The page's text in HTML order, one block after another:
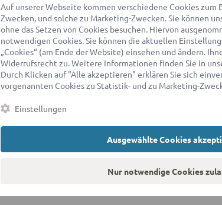
⭐️ ⭐️ ⭐️ ⭐️ ⭐️
Cem G.
21-30 Jahre | Private Anfrage | 04/2023
21-30 Jahre | Private Anfrage | 01/2024
Auf unserer Webseite kommen verschiedene Cookies zum
Zwecken, und solche zu Marketing-Zwecken. Sie können
ohne das Setzen von Cookies besuchen. Hiervon
notwendigen Cookies. Sie können die aktuellen
„Cookies“ (am Ende der Website) einsehen und ändern.
Widerrufsrecht zu. Weitere Informationen finden Sie in
Durch Klicken auf "Alle akzeptieren" erklären Sie sich
vorgenannten Cookies zu Statistik- und zu Marketing-
Einstellungen
Ausgewählte Cookies
Nur notwendige Cookies